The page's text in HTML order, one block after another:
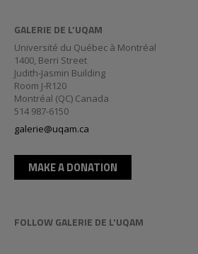
GALERIE DE L’UQAM
Université du Québec à Montréal
1400, Berri Street
Judith-Jasmin Building
Room J-R120
Montréal (QC) Canada
514 987-6150
galerie@uqam.ca
MAKE A DONATION
FOLLOW GALERIE DE L'UQAM